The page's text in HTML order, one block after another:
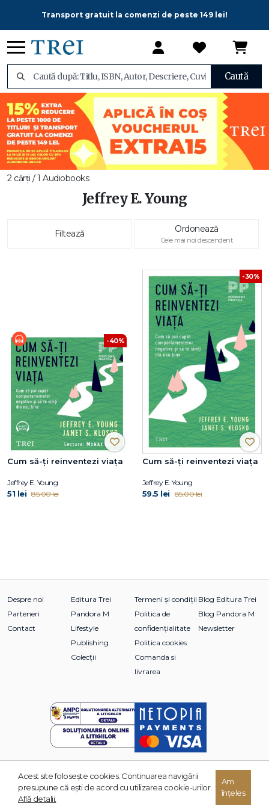
Transport gratuit la comenzi de peste 149 lei!
Caută
2 cărți / 1 Audiobooks
Jeffrey E. Young
Filtează Ordonează
Cele mai noi descendent
-40%
Cum să-ți reinventezi viața
Jeffrey E. Young
51 lei 85.00 lei
-30%
Cum să-ți reinventezi viața
Jeffrey E. Young
59.5 lei 85.00 lei
Despre noi
Parteneri
Contact
Editura Trei
Pandora M
Lifestyle
Publishing
Colecții
Termeni și condiții
Politica de
confidențialitate
Politica cookies
Comanda si
livrarea
Blog Editura Trei
Blog Pandora M
Newsletter
© 2026 Grupul Editorial TREI. Toate drepturile rezervate.
Acest site foloseşte cookies. Continuarea navigării
presupune că eşti de acord cu utilizarea cookie-urilor.
Află detalii.
Am
înțeles